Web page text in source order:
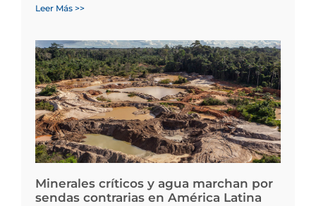
Leer Más >>
Minerales críticos y agua marchan por
sendas contrarias en América Latina